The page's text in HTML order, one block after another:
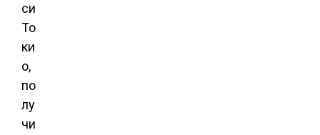
си
То
ки
о,
по
лу
чи